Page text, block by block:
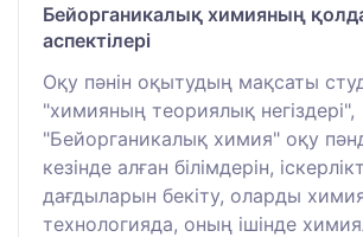
Бейорганикалық химияның
аспектілері
Оқу пәнін оқытудың мақсаты
"химияның теориялық негіздері",
"Бейорганикалық химия" оқу
кезінде алған білімдерін,
дағдыларын бекіту, оларды
технологияда, оның ішінде